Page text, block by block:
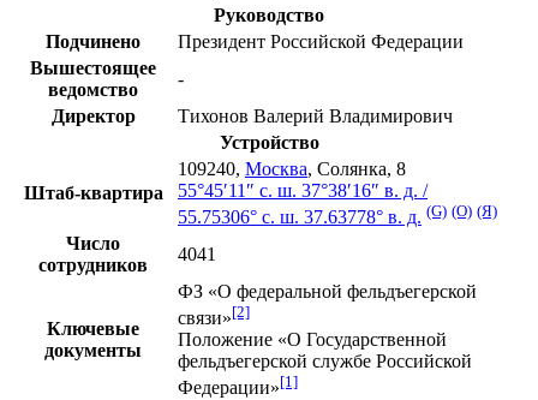
Руководство
Подчинено
Президент Российской Федерации
Вышестоящее
ведомство
-
Директор
Тихонов Валерий Владимирович
Устройство
Штаб-квартира
109240, Москва, Солянка, 8
55°45′11″ с. ш. 37°38′16″ в. д. /
55.75306° с. ш. 37.63778° в. д. (G) (O) (Я)
Число
сотрудников
4041
Ключевые
документы
ФЗ «О федеральной фельдъегерской
связи»[2]
Положение «О Государственной
фельдъегерской службе Российской
Федерации»[1]